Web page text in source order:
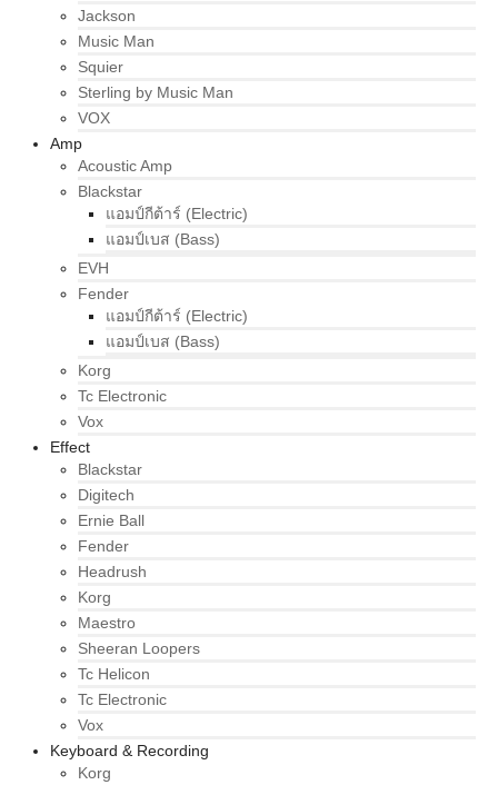
Jackson
Music Man
Squier
Sterling by Music Man
VOX
Amp
Acoustic Amp
Blackstar
แอมป์กีต้าร์ (Electric)
แอมป์เบส (Bass)
EVH
Fender
แอมป์กีต้าร์ (Electric)
แอมป์เบส (Bass)
Korg
Tc Electronic
Vox
Effect
Blackstar
Digitech
Ernie Ball
Fender
Headrush
Korg
Maestro
Sheeran Loopers
Tc Helicon
Tc Electronic
Vox
Keyboard & Recording
Korg